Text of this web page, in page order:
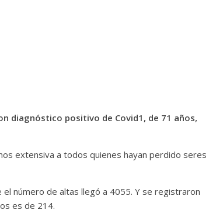
diagnóstico positivo de Covid1, de 71 años,
extensiva a todos quienes hayan perdido seres
número de altas llegó a 4055. Y se registraron
es de 214.